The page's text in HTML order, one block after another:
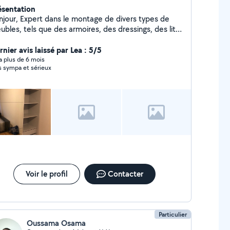
montage de divers types de
tels que des armoires, des dressings, des lits,
des canapés,etc Je peux assuré la fixation des
au mur si cela est nécessaire pour des raisons
à assembler vos meubles c'est
et sont prêts à être utilisés immédiatement
avis laissé par Lea : 5/5
plus de 6 mois
sympa et sérieux
Voir le profil Contacter
Particulier
Oussama Osama